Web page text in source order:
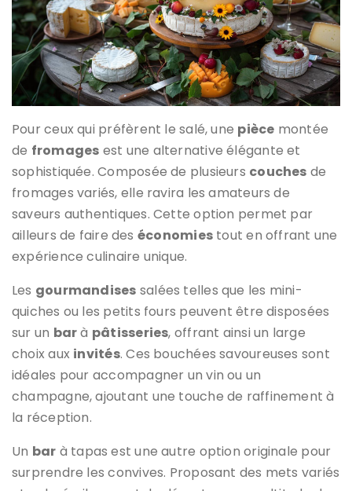
Pour ceux qui préfèrent le salé, une pièce montée
de fromages est une alternative élégante et
sophistiquée. Composée de plusieurs couches de
fromages variés, elle ravira les amateurs de
saveurs authentiques. Cette option permet par
ailleurs de faire des économiestout en offrant une
expérience culinaire unique.
Les gourmandises salées telles que les mini-
quiches ou les petits fours peuvent être disposées
sur un barà pâtisseries, offrant ainsi un large
choix aux invités. Ces bouchées savoureuses sont
idéales pour accompagner un vin ou un
champagne, ajoutant une touche de raffinement à
la réception.
Un bar à tapas est une autre option originale pour
surprendre les convives. Proposant des mets variés